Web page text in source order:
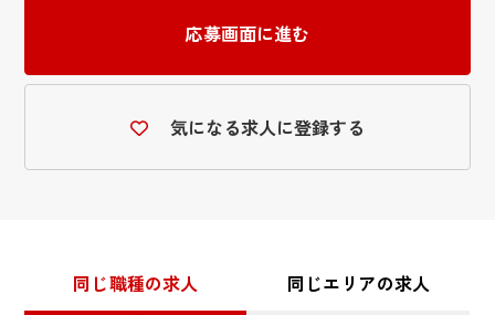
応募画面に進む
気になる求人に登録する
同じ職種の求人 同じエリアの求人